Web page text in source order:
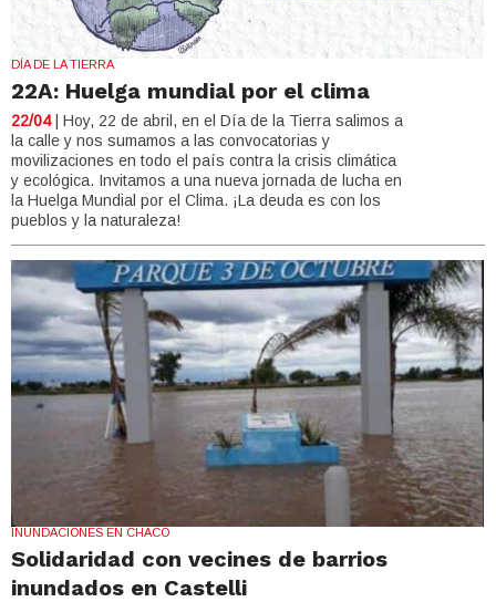
DÍA DE LA TIERRA
22A: Huelga mundial por el clima
22/04| Hoy, 22 de abril, en el Día de la Tierra salimos a
la calle y nos sumamos a las convocatorias y
movilizaciones en todo el país contra la crisis climática
y ecológica. Invitamos a una nueva jornada de lucha en
la Huelga Mundial por el Clima. ¡La deuda es con los
pueblos y la naturaleza!
INUNDACIONES EN CHACO
Solidaridad con vecines de barrios
inundados en Castelli